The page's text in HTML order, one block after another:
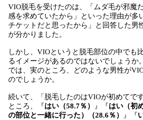
VIO脱毛を受けたのは、「ムダ毛が邪魔
感を求めていたから」といった理由が多
チケットだと思ったから」と回答した男
が分かりました。
しかし、VIOというと脱毛部位の中でも
るイメージがあるのではないでしょうか。
では、実のところ、どのような男性が
のでしょうか。
続いて、「脱毛したのはVIOが初めてで
ところ、『はい（58.7％） 』『はい（初
の部位と一緒に行った）（28.6％）
』『